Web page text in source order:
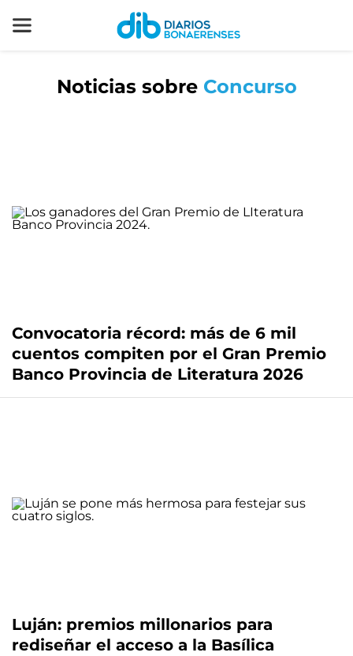
Noticias sobre Concurso
Convocatoria récord: más de 6 mil
cuentos compiten por el Gran Premio
Banco Provincia de Literatura 2026
Luján: premios millonarios para
rediseñar el acceso a la Basílica